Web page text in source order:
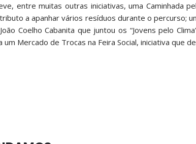
entre muitas outras iniciativas, uma Caminhada
a apanhar vários resíduos durante o percurso;
Coelho Cabanita que juntou os “Jovens pelo
um Mercado de Trocas na Feira Social, iniciativa que